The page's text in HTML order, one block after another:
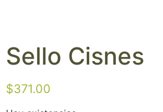
Sello Cisnes
$371.00